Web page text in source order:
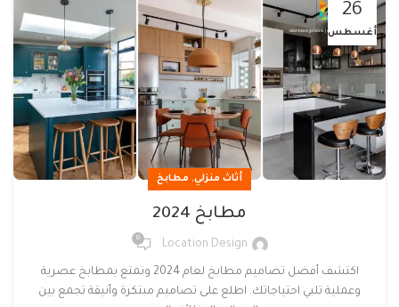
26
أغسطس
أثاث منزلي, مطابخ
مطابخ 2024
Location Design
0
اكتشف أفضل تصاميم مطابخ لعام 2024 وتمتع بمطابخ عصرية
وعملية تلبي احتياجاتك. اطلع على تصاميم مبتكرة وأنيقة تجمع بين